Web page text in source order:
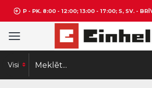
P - PK. 8:00 - 12:00; 13:00 - 17:00; S, SV. -
Visi